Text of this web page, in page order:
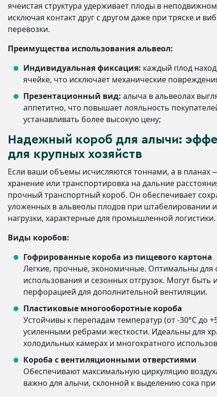
ячеистая структура удерживает плоды в
исключая контакт друг с другом даже при тряске и
перевозки.
Преимущества использования альвеол:
Индивидуальная фиксация: каждый плод
ячейке, что исключает механические
Презентационный вид: алыча в альвеолах
аппетитно, что повышает лояльность
устанавливать более высокую цену;
Надежный короб для алычи:
для крупных хозяйств
Если ваши объемы исчисляются тоннами, а в планах
хранение или транспортировка на дальние
прочный транспортный короб. Он обеспечивает
уложенных в альвеолы плодов при штабелировании
нагрузки, характерные для промышленной логистики.
Виды коробов:
Гофрированные короба из пищевого картона
Легкие, прочные, экономичные. Оптимальны для
использования и сезонных отгрузок. Могут быть
перфорацией для дополнительной вентиляции.
Пластиковые многооборотные короба
Устойчивы к перепадам температур (от -30°C до
усиленными ребрами жесткости. Идеальны для
холодильных камерах и многократного
Короба с вентиляционными отверстиями
Обеспечивают максимальную циркуляцию
важно для алычи, склонной к выделению сока